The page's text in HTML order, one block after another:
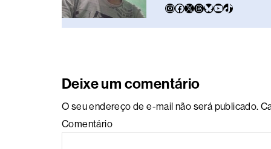
Deixe um comentário
O seu endereço de e-mail não será publicado.
Comentário